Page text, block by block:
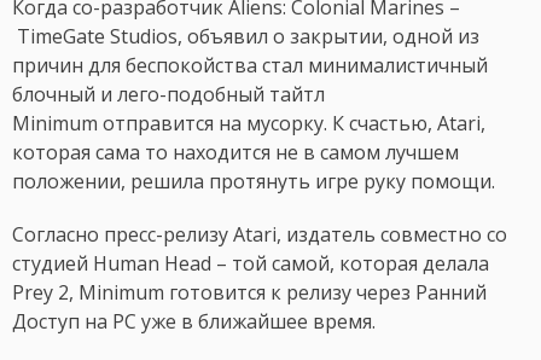
Когда со-разработчик Aliens: Colonial Marines –
TimeGate Studios, объявил о закрытии, одной из
причин для беспокойства стал минималистичный
блочный и лего-подобный тайтл
Minimum отправится на мусорку. К счастью, Atari,
которая сама то находится не в самом лучшем
положении, решила протянуть игре руку помощи.
Согласно пресс-релизу Atari, издатель совместно со
студией Human Head – той самой, которая делала
Prey 2, Minimum готовится к релизу через Ранний
Доступ на PC уже в ближайшее время.